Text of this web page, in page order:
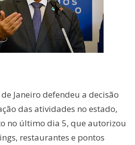
Janeiro defendeu a decisão
das atividades no estado,
no último dia 5, que autorizou
restaurantes e pontos